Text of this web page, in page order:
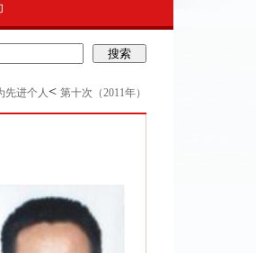
搜索
先进个人< 第十次（2011年）